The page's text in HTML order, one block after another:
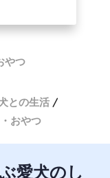
やつ
との生活
おやつ
愛犬のし